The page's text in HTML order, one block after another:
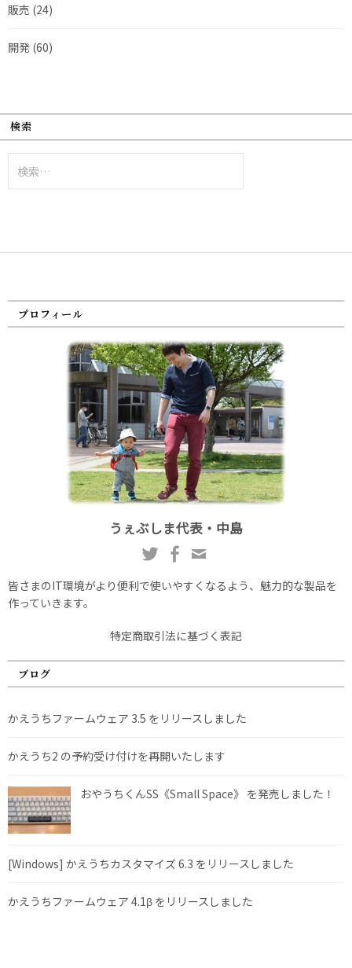
販売 (24)
開発 (60)
検索
索:
プロフィール
うぇぶしま代表・中島
皆さまのIT環境がより便利で使いやすくなるよう、魅力的な製品を
作っていきます。
特定商取引法に基づく表記
ブログ
かえうちファームウェア 3.5 をリリースしました
かえうち2 の予約受け付けを再開いたします
おやうちくんSS《Small Space》 を発売しました！
[Windows] かえうちカスタマイズ 6.3 をリリースしました
かえうちファームウェア 4.1β をリリースしました